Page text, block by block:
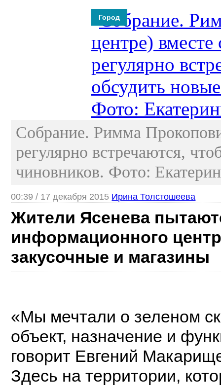
Город
Собрание. Римма
регулярно встречаются,
чиновников. Фото:
00:39 / 17 декабря 2015 Ирина Толстошеева
Жители Ясенева
информационного
закусочные и магазины
«Мы мечтали о зеленом
объект, назначение и
говорит Евгений
Здесь на территории,